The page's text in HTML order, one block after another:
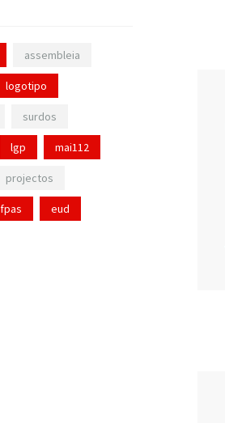
assembleia
logotipo
surdos
lgp mai112
projectos
fpas eud